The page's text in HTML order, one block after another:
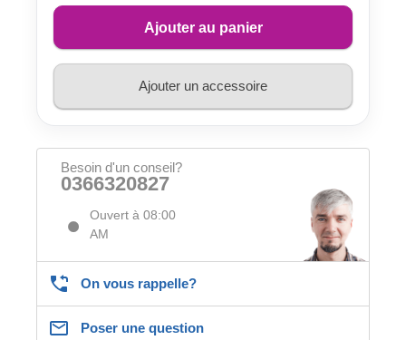
Ajouter au panier
Ajouter un accessoire
Besoin d'un conseil?
0366320827
Ouvert à 08:00
AM
On vous rappelle?
Poser une question